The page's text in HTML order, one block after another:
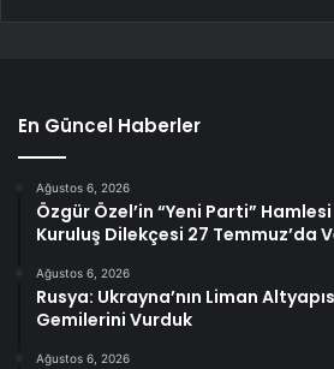
En Güncel Haberler
Ağustos 6, 2026
Özgür Özel’in “Yeni Parti”
Kuruluş Dilekçesi 27 Temmuz’da
Ağustos 6, 2026
Rusya: Ukrayna’nın Liman
Gemilerini Vurduk
Ağustos 6, 2026